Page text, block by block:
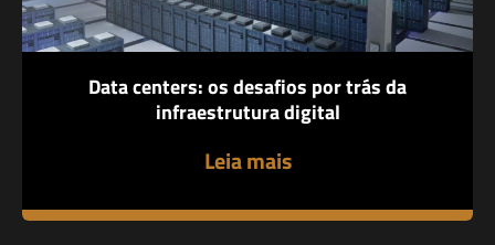
Data centers: os desafios por trás da
infraestrutura digital
Leia mais